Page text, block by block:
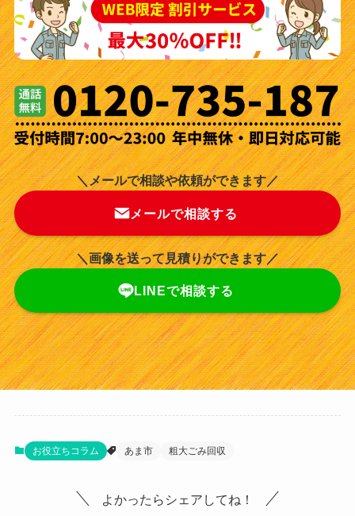
＼メールで相談や依頼ができます／
メールで相談する
＼画像を送って見積りができます／
LINEで相談する
お役立ちコラム あま市 粗大ごみ回収
よかったらシェアしてね！